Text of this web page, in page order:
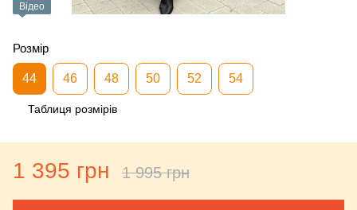
Відео
Розмір
44 46 48 50 52 54
Таблиця розмірів
1 395 грн 1 995 грн